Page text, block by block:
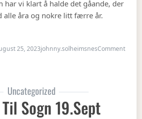
har vi klart å halde det gåande, der
alle åra og nokre litt færre år.
25, 2023johnny.solheimsnesCommenton
Uncategorized
Sogn 19.sept